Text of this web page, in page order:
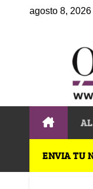
agosto 8, 2026
ENVIA TU